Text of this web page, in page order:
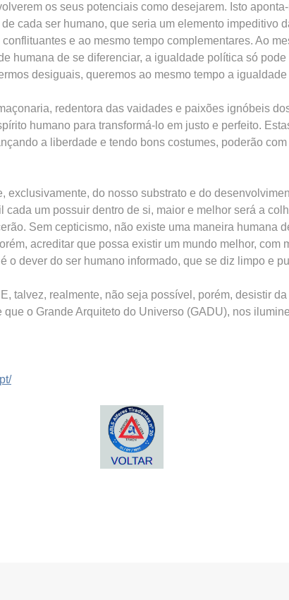
os seus potenciais como desejarem. Isto
cada ser humano, que seria um elemento impeditivo
e ao mesmo tempo complementares. Ao
humana de se diferenciar, a igualdade política só
desiguais, queremos ao mesmo tempo a
redentora das vaidades e paixões ignóbeis
humano para transformá-lo em justo e perfeito.
a liberdade e tendo bons costumes, poderão
exclusivamente, do nosso substrato e do
cada um possuir dentro de si, maior e melhor será a
Sem cepticismo, não existe uma maneira humana
acreditar que possa existir um mundo melhor, com
o dever do ser humano informado, que se diz limpo e
talvez, realmente, não seja possível, porém, desistir
o Grande Arquiteto do Universo (GADU), nos